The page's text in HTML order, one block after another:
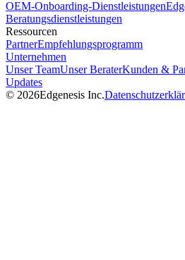
OEM-Onboarding-Dienstleistungen
Beratungsdienstleistungen
Ressourcen
PartnerEmpfehlungsprogramm
Unternehmen
Unser TeamUnser BeraterKunden &
Updates
© 2026Edgenesis Inc.